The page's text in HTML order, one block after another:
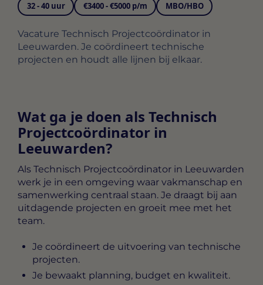
32 - 40 uur €3400 - €5000 p/m MBO/HBO
Vacature Technisch Projectcoördinator in
Leeuwarden. Je coördineert technische
projecten en houdt alle lijnen bij elkaar.
Wat ga je doen als Technisch
Projectcoördinator in
Leeuwarden?
Als Technisch Projectcoördinator in Leeuwarden
werk je in een omgeving waar vakmanschap en
samenwerking centraal staan. Je draagt bij aan
uitdagende projecten en groeit mee met het
team.
Je coördineert de uitvoering van technische
projecten.
Je bewaakt planning, budget en kwaliteit.